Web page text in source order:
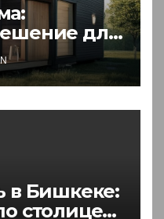
для
в Бишкеке:
столице